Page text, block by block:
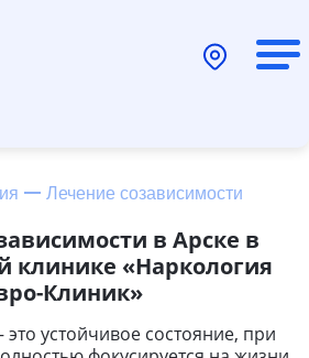
Лечение созависимости
в Арске в
клинике «Наркология
Клиник»
устойчивое состояние, при